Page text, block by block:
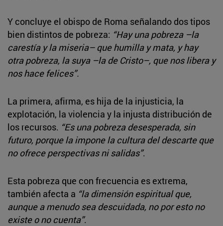
Y concluye el obispo de Roma señalando dos tipos
bien distintos de pobreza: “Hay una pobreza –la
carestía y la miseria– que humilla y mata, y hay
otra pobreza, la suya –la de Cristo–, que nos libera y
nos hace felices”.
La primera, afirma, es hija de la injusticia, la
explotación, la violencia y la injusta distribución de
los recursos. “Es una pobreza desesperada, sin
futuro, porque la impone la cultura del descarte que
no ofrece perspectivas ni salidas”.
Esta pobreza que con frecuencia es extrema,
también afecta a “la dimensión espiritual que,
aunque a menudo sea descuidada, no por esto no
existe o no cuenta”.